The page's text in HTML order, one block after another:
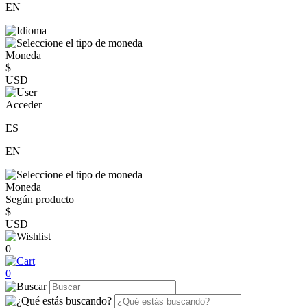
EN
Moneda
$
USD
Acceder
ES
EN
Moneda
Según producto
$
USD
0
0